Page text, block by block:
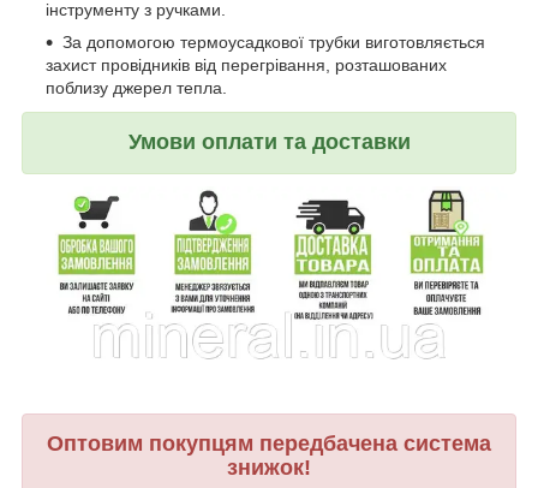
інструменту з ручками.
За допомогою термоусадкової трубки виготовляється
захист провідників від перегрівання, розташованих
поблизу джерел тепла.
Умови оплати та доставки
Оптовим покупцям передбачена система
знижок!